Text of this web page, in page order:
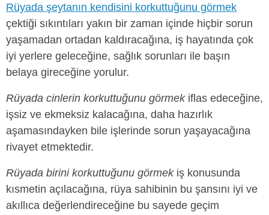
Rüyada şeytanın kendisini korkuttuğunu görmek
çektiği sıkıntıları yakın bir zaman içinde hiçbir sorun
yaşamadan ortadan kaldıracağına, iş hayatında çok
iyi yerlere geleceğine, sağlık sorunları ile başın
belaya gireceğine yorulur.
Rüyada cinlerin korkuttuğunu görmekiflas edeceğine,
işsiz ve ekmeksiz kalacağına, daha hazırlık
aşamasındayken bile işlerinde sorun yaşayacağına
rivayet etmektedir.
Rüyada birini korkuttuğunu görmekiş konusunda
kısmetin açılacağına, rüya sahibinin bu şansını iyi ve
akıllıca değerlendireceğine bu sayede geçim